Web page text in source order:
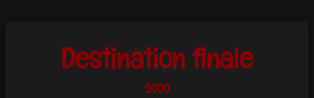
Destination finale
2000